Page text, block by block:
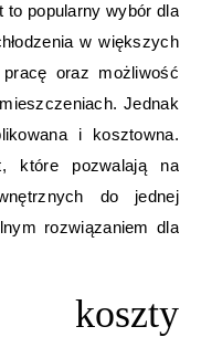
popularny wybór dla
w większych
oraz możliwość
Jednak
i kosztowna.
które pozwalają na
do jednej
rozwiązaniem dla